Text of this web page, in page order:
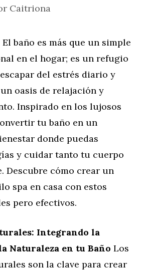
Caitriona
El baño es más que un simple
en el hogar; es un refugio
del estrés diario y
oasis de relajación y
Inspirado en los lujosos
tu baño en un
donde puedas
y cuidar tanto tu cuerpo
Descubre cómo crear un
spa en casa con estos
pero efectivos.
Integrando la
Naturaleza en tu Baño Los
son la clave para crear